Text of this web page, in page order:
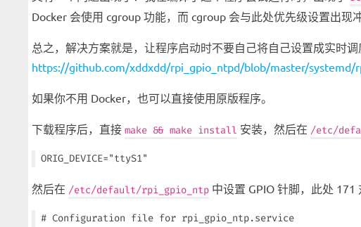
Docker 会使用 cgroup 功能，而 cgroup 会与此处优先级设置出现
总之，解决方案就是，让程序启动时不要自己将自己设置成实时
https://github.com/xddxdd/rpi_gpio_ntpd/blob/master/systemd/
如果你不用 Docker，也可以直接使用原版程序。
下载程序后，直接 make && make install 安装，然后在 /etc/
然后在 /etc/default/rpi_gpio_ntp 中设置 GPIO 针脚，此处
# Configuration file for rpi_gpio_ntp.service